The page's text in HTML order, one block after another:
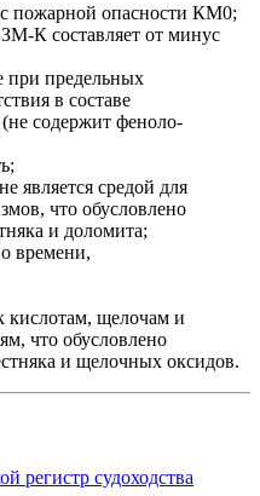
пожарной опасности КМ0;
К составляет от минус
при предельных
в составе
содержит феноло-
является средой для
что обусловлено
и доломита;
времени,
кислотам, щелочам и
что обусловлено
и щелочных оксидов.
регистр судоходства